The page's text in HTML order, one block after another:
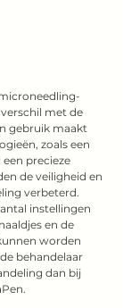
met de
gebruik maakt
zoals een
precieze
de veiligheid en
verbeterd.
instellingen
en de
worden
behandelaar
dan bij